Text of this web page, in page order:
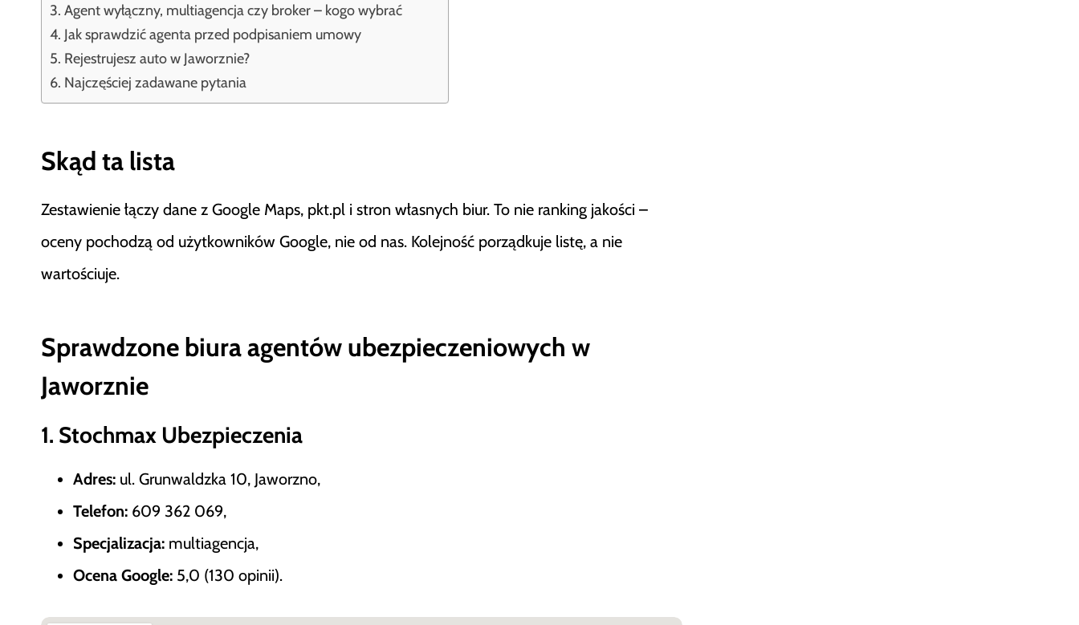
Agent wyłączny, multiagencja czy broker – kogo wybrać
Jak sprawdzić agenta przed podpisaniem umowy
Rejestrujesz auto w Jaworznie?
Najczęściej zadawane pytania
Skąd ta lista
Zestawienie łączy dane z Google Maps, pkt.pl i stron własnych biur. To nie ranking jakości –
oceny pochodzą od użytkowników Google, nie od nas. Kolejność porządkuje listę, a nie
wartościuje.
Sprawdzone biura agentów ubezpieczeniowych w
Jaworznie
1. Stochmax Ubezpieczenia
Adres: ul. Grunwaldzka 10, Jaworzno,
Telefon: 609 362 069,
Specjalizacja: multiagencja,
Ocena Google: 5,0 (130 opinii).